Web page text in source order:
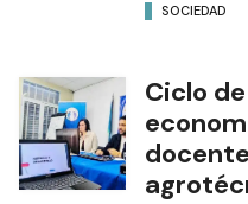
SOCIEDAD
Ciclo